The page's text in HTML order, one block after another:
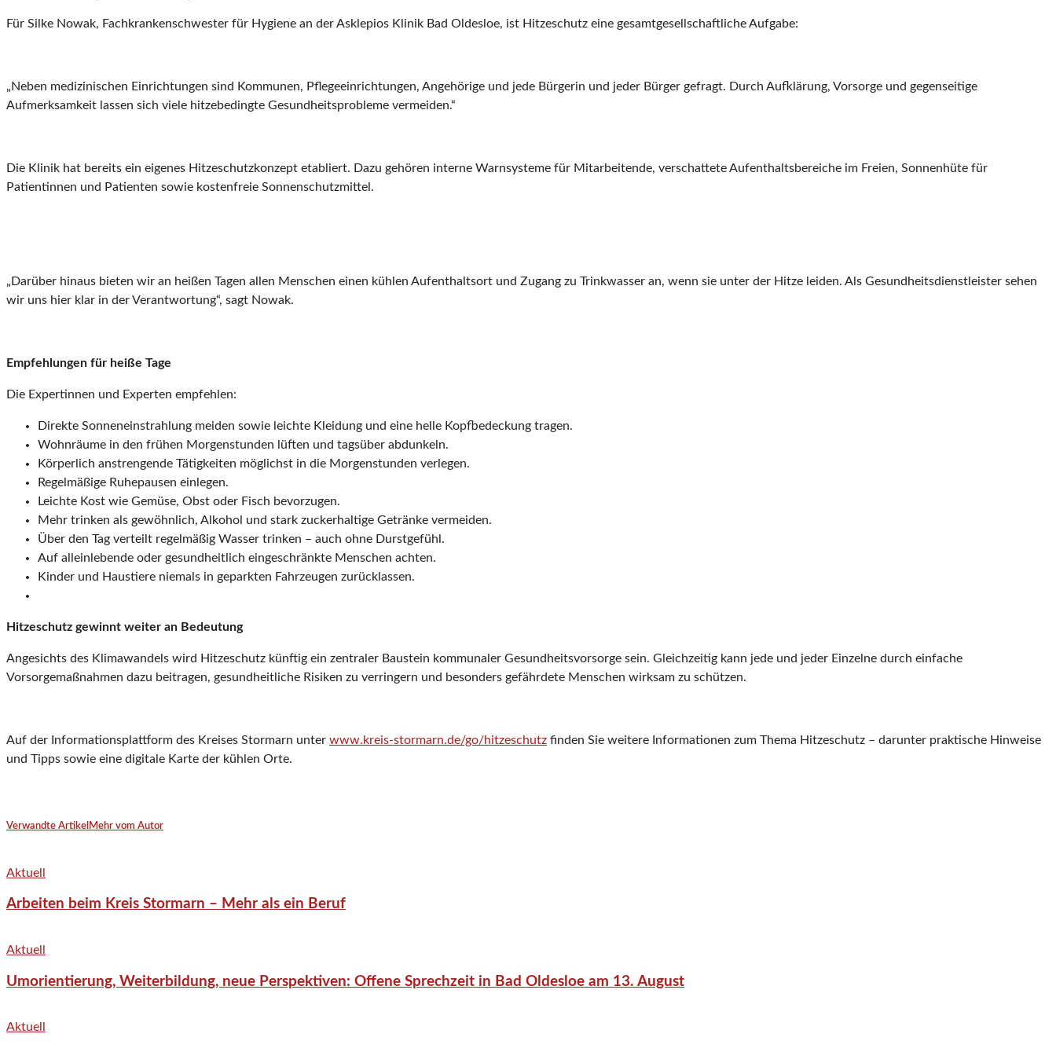
Für Silke Nowak, Fachkrankenschwester für Hygiene an der Asklepios Klinik Bad Oldesloe, ist Hitzeschutz eine gesamtgesellschaftliche Aufgabe:
„Neben medizinischen Einrichtungen sind Kommunen, Pflegeeinrichtungen, Angehörige und jede Bürgerin und jeder Bürger gefragt. Durch Aufklärung, Vorsorge und gegenseitige
Aufmerksamkeit lassen sich viele hitzebedingte Gesundheitsprobleme vermeiden.“
Die Klinik hat bereits ein eigenes Hitzeschutzkonzept etabliert. Dazu gehören interne Warnsysteme für Mitarbeitende, verschattete Aufenthaltsbereiche im Freien, Sonnenhüte für
Patientinnen und Patienten sowie kostenfreie Sonnenschutzmittel.
„Darüber hinaus bieten wir an heißen Tagen allen Menschen einen kühlen Aufenthaltsort und Zugang zu Trinkwasser an, wenn sie unter der Hitze leiden. Als Gesundheitsdienstleister sehen
wir uns hier klar in der Verantwortung“, sagt Nowak.
Empfehlungen für heiße Tage
Die Expertinnen und Experten empfehlen:
Direkte Sonneneinstrahlung meiden sowie leichte Kleidung und eine helle Kopfbedeckung tragen.
Wohnräume in den frühen Morgenstunden lüften und tagsüber abdunkeln.
Körperlich anstrengende Tätigkeiten möglichst in die Morgenstunden verlegen.
Regelmäßige Ruhepausen einlegen.
Leichte Kost wie Gemüse, Obst oder Fisch bevorzugen.
Mehr trinken als gewöhnlich, Alkohol und stark zuckerhaltige Getränke vermeiden.
Über den Tag verteilt regelmäßig Wasser trinken – auch ohne Durstgefühl.
Auf alleinlebende oder gesundheitlich eingeschränkte Menschen achten.
Kinder und Haustiere niemals in geparkten Fahrzeugen zurücklassen.
Hitzeschutz gewinnt weiter an Bedeutung
Angesichts des Klimawandels wird Hitzeschutz künftig ein zentraler Baustein kommunaler Gesundheitsvorsorge sein. Gleichzeitig kann jede und jeder Einzelne durch einfache
Vorsorgemaßnahmen dazu beitragen, gesundheitliche Risiken zu verringern und besonders gefährdete Menschen wirksam zu schützen.
Auf der Informationsplattform des Kreises Stormarn unter www.kreis-stormarn.de/go/hitzeschutz finden Sie weitere Informationen zum Thema Hitzeschutz – darunter praktische Hinweise
und Tipps sowie eine digitale Karte der kühlen Orte.
Verwandte Artikel Mehr vom Autor
Aktuell
Arbeiten beim Kreis Stormarn – Mehr als ein Beruf
Aktuell
Umorientierung, Weiterbildung, neue Perspektiven: Offene Sprechzeit in Bad Oldesloe am 13. August
Aktuell